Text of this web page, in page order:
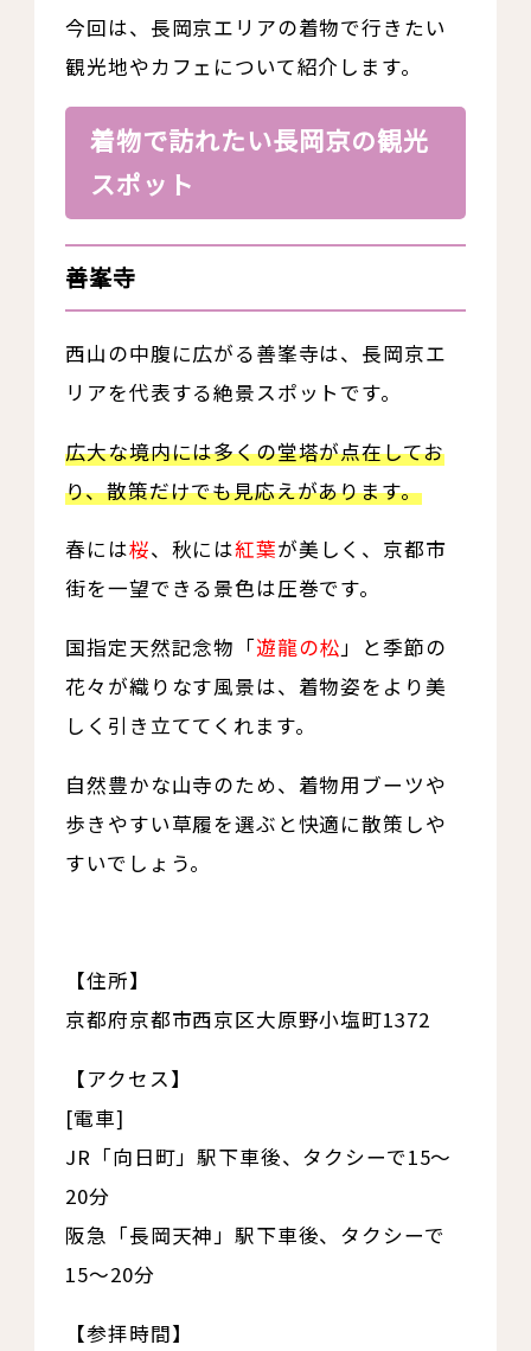
今回は、長岡京エリアの着物で行きたい
観光地やカフェについて紹介します。
着物で訪れたい長岡京の観光
スポット
善峯寺
西山の中腹に広がる善峯寺は、長岡京エ
リアを代表する絶景スポットです。
広大な境内には多くの堂塔が点在してお
り、散策だけでも見応えがあります。
春には桜、秋には紅葉が美しく、京都市
街を一望できる景色は圧巻です。
国指定天然記念物「遊龍の松」と季節の
花々が織りなす風景は、着物姿をより美
しく引き立ててくれます。
自然豊かな山寺のため、着物用ブーツや
歩きやすい草履を選ぶと快適に散策しや
すいでしょう。
【住所】
京都府京都市西京区大原野小塩町1372
【アクセス】
[電車]
JR「向日町」駅下車後、タクシーで15～
20分
阪急「長岡天神」駅下車後、タクシーで
15～20分
【参拝時間】